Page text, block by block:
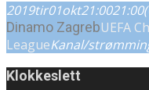
2019tir01okt21:0021:00
Dinamo ZagrebUEFA
LeagueKanal/
Klokkeslett